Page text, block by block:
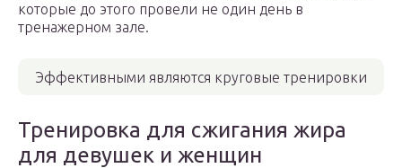
которые до этого провели не один день в
тренажерном зале.
Эффективными являются круговые тренировки
Тренировка для сжигания жира
для девушек и женщин